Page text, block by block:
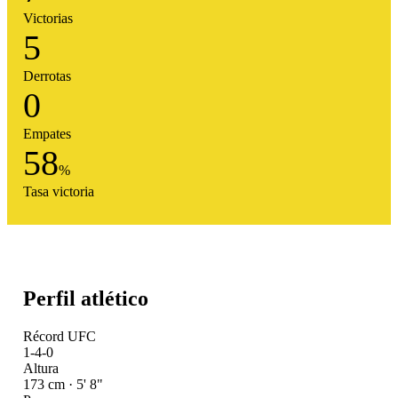
Victorias
5
Derrotas
0
Empates
58%
Tasa victoria
Perfil atlético
Récord UFC
1-4-0
Altura
173 cm · 5' 8"